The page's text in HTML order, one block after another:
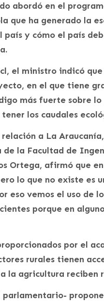
abordó en el
que ha generado la
país y cómo el país
el ministro indicó
en el que tiene
más fuerte sobre
los caudales
a La
de la Facultad de
Ortega, afirmó que
lo que no existe
eso vemos el uso de
porque en
por el
rurales tienen
la agricultura reciben
parlamentario-